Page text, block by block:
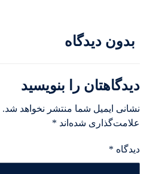
بدون دیدگاه
دیدگاهتان را بنویسید
نشانی ایمیل شما منتشر نخواهد شد.
علامت‌گذاری شده‌اند *
دیدگاه *